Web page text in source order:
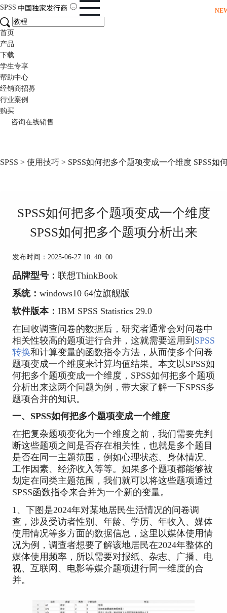
SPSS
首页
产品
下载
学生专享
帮助中心
经销商招募
行业案例
购买
咨询在线销售
SPSS > 使用技巧 > SPSS如何把多个题项变成一个维度 SPSS如
SPSS如何把多个题项变成一个维度
SPSS如何把多个题项分析出来
发布时间：2025-06-27 10: 40: 00
品牌型号： 联想ThinkBook
系统： windows10 64位旗舰版
软件版本： IBM SPSS Statistics 29.0
在回收调查问卷的数据后，研究者通常会对问卷中
相关性较高的题项进行合并，这就需要运用到 SPSS
转换和计算变量的函数指令方法，从而使多个问卷
题项变成一个维度来计算均值结果。本文以SPSS如
何把多个题项变成一个维度，SPSS如何把多个题项
分析出来这两个问题为例，带大家了解一下SPSS多
题项合并的知识。
一、SPSS如何把多个题项变成一个维度
在把复杂题项变化为一个维度之前，我们需要先判
断这些题项之间是否存在相关性，也就是多个题目
是否在同一主题范围，例如心理状态、身体情况、
工作因素、经济收入等等。如果多个题项都能够被
划定在同类主题范围，我们就可以将这些题项通过
SPSS函数指令来合并为一个新的变量。
1、下图是2024年对某地居民生活情况的问卷调
查，涉及受访者性别、年龄、学历、年收入、媒体
使用情况等多方面的数据信息，这里以媒体使用情
况为例，调查者想要了解该地居民在2024年整体的
媒体使用频率，所以需要对报纸、杂志、广播、电
视、互联网、电影等媒介题项进行同一维度的合
并。